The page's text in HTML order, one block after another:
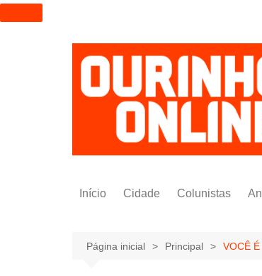
I
r
Início Cidade Colunistas
Pedro Saldida
Página inicial Principal VOCÊ